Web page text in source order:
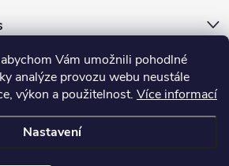
Vám umožnili pohodlné
analýze provozu webu neustále
výkon a použitelnost. Více informací
Nastavení